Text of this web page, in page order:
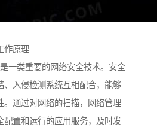
作原理
一类重要的网络安全技术。安全
、入侵检测系统互相配合，能够
。通过对网络的扫描，网络管理
配置和运行的应用服务，及时发